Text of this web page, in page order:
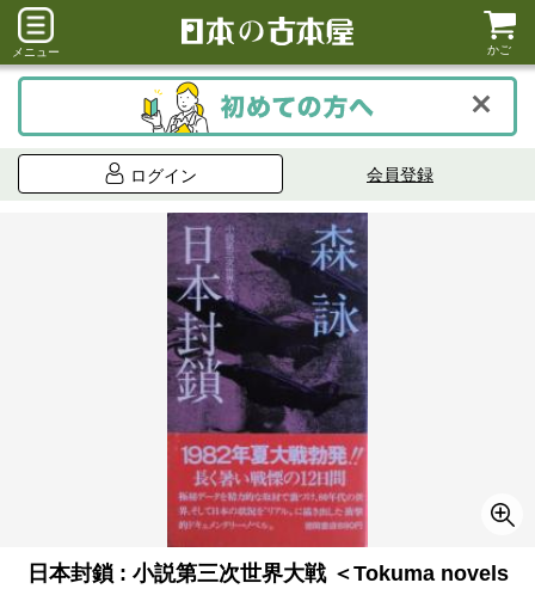
メニュー かご
ログイン 会員登録
日本封鎖 : 小説第三次世界大戦 ＜Tokuma novels